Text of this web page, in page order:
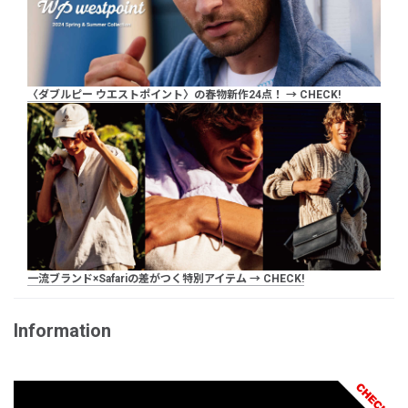
〈ダブルピー ウエストポイント〉の春物新作24点！ → CHECK!
一流ブランド×Safariの差がつく特別アイテム → CHECK!
Information